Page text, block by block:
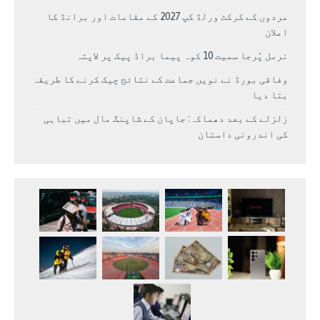
مردوں کے کرکٹ ورلڈ کپ 2027 کے مقامات اور برانڈ کا
اعلان
نرمل پُرجا سمیت 10 کوہ پیما براڈ پیک پر لاپتہ
وفاقی بورڈ نے نویں جماعت کے نتائج چیک کرنے کا طریقہ
بتا دیا
زلزلے کے بعد دھماکہ: جاپان کے شاپنگ مال میں تباہی
کی اندرونی داستان